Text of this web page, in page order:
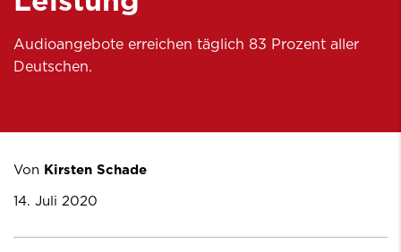
Audioangebote erreichen täglich 83 Prozent aller
Deutschen.
Von Kirsten Schade
14. Juli 2020